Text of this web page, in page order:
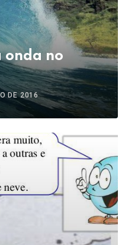
onda no
DE 2016